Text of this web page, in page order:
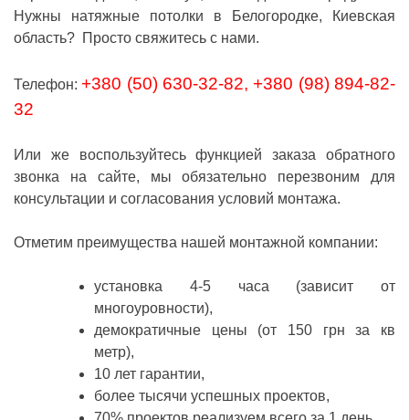
Нужны натяжные потолки в Белогородке, Киевская
область? Просто свяжитесь с нами.
Телефон: +380 (50) 630-32-82, +380 (98) 894-82-
32
Или же воспользуйтесь функцией заказа обратного
звонка на сайте, мы обязательно перезвоним для
консультации и согласования условий монтажа.
Отметим преимущества нашей монтажной компании:
установка 4-5 часа (зависит от
многоуровности),
демократичные цены (от 150 грн за кв
метр),
10 лет гарантии,
более тысячи успешных проектов,